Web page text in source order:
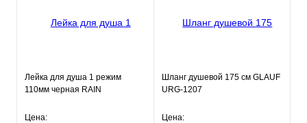
Лейка для душа 1 режим
110мм черная RAIN
Цена:
Шланг душевой 175 см GLAUF
URG-1207
Цена: